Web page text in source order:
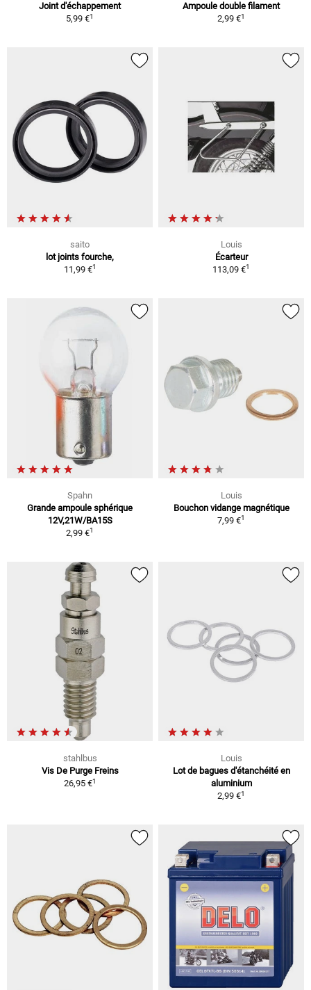
Joint d'échappement
5,99 €1
Ampoule double filament
2,99 €1
saito
lot joints fourche,
11,99 €1
Louis
Écarteur
113,09 €1
Spahn
Grande ampoule sphérique
12V,21W/BA15S
2,99 €1
Louis
Bouchon vidange magnétique
7,99 €1
stahlbus
Vis De Purge Freins
26,95 €1
Louis
Lot de bagues d'étanchéité en
aluminium
2,99 €1